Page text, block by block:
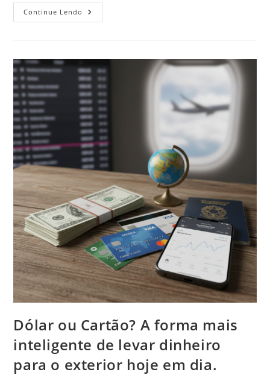
Continue Lendo Solo
Travel:
(e
Diversão)
Para
Quem
Decidiu
Viajar
Sozinho
Dólar ou Cartão? A forma mais
inteligente de levar dinheiro
para o exterior hoje em dia.